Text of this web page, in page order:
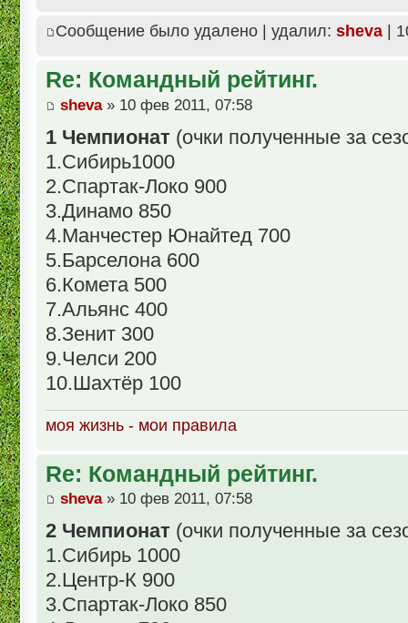
Сообщение было удалено | удалил: sheva |
Re: Командный рейтинг.
sheva» 10 фев 2011, 07:58
1 Чемпионат (очки полученные за
1.Сибирь1000
2.Спартак-Локо 900
3.Динамо 850
4.Манчестер Юнайтед 700
5.Барселона 600
6.Комета 500
7.Альянс 400
8.Зенит 300
9.Челси 200
10.Шахтёр 100
моя жизнь - мои правила
Re: Командный рейтинг.
sheva» 10 фев 2011, 07:58
2 Чемпионат (очки полученные за
1.Сибирь 1000
2.Центр-К 900
3.Спартак-Локо 850